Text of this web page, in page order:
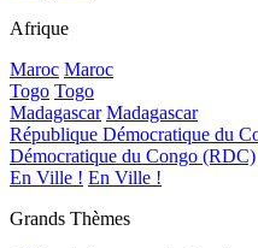
Afrique
Maroc Maroc
Togo Togo
Madagascar Madagascar
République Démocratique du
Démocratique du Congo (RDC)
En Ville ! En Ville !
Grands Thèmes